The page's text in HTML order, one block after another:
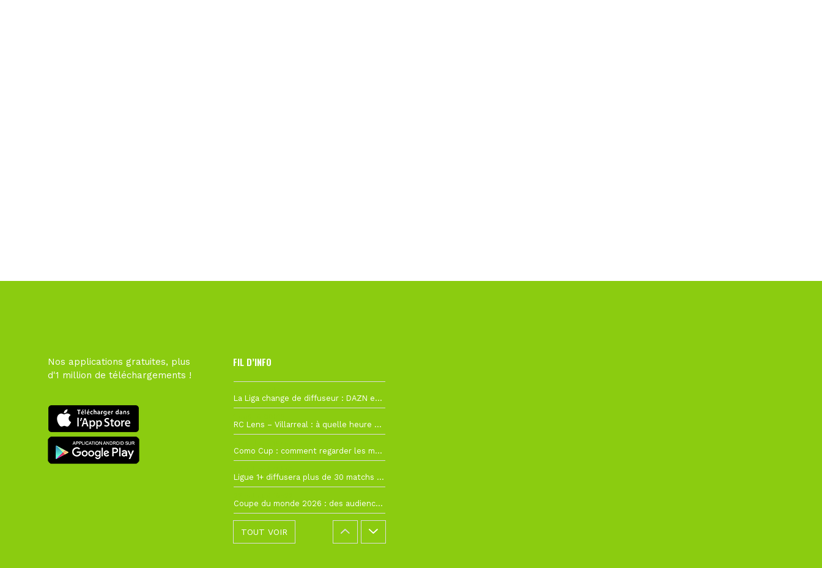
Nos applications gratuites, plus
d'1 million de téléchargements !
FIL D’INFO
La Liga change de diffuseur : DAZN et Disney+ remplacent beIN Sports !
RC Lens – Villarreal : à quelle heure et sur quelle chaîne voir la finale de la Como Cup ?
Como Cup : comment regarder les matchs du RC Lens en direct ?
Ligue 1+ diffusera plus de 30 matchs amicaux avant la reprise de la Ligue 1
Coupe du monde 2026 : des audiences record, mais M6 devrait perdre très gros !
TOUT VOIR